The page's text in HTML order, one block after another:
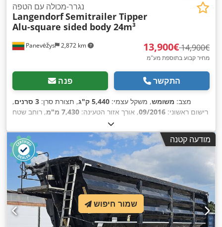
Panevėžys 2,872 km
נגרר-מכולה עם הטפה
LangendorfSemitrailer Tipper
Alu-square sided body 24m³
‏13,900 ‏€ ‏14,900 ‏€
מחיר קבוע בתוספת מע"מ
פנה התקשר
מצב: משומש, משקל עצמי: 5,440 ק"ג , תצורת סרן: 3 סרנים
,
רישום ראשוני: 09/2016, אורך אזור הטעינה: 7,430 מ"מ
, רוחב שטח
, גובה תא המטען:
טעינה:24 מ"ק , גודל צמיג: 385/65 R22,5 , שנת ייצור:2016, ציוד:
מערכת בלימה למניעת נעילה (ABS)
מודעה קטנה
שמור חיפוש